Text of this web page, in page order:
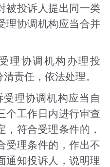
被投诉人提出同一类
理协调机构应当合并
理协调机构办理投
责任，依法处理。
理协调机构应当自
个工作日内进行审查
符合受理条件的，
受理条件的，作出不
通知投诉人，说明理